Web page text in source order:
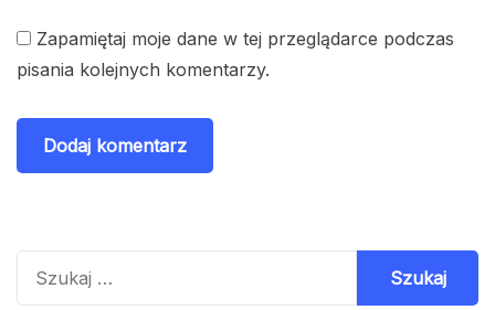
Zapamiętaj moje dane w tej przeglądarce podczas
pisania kolejnych komentarzy.